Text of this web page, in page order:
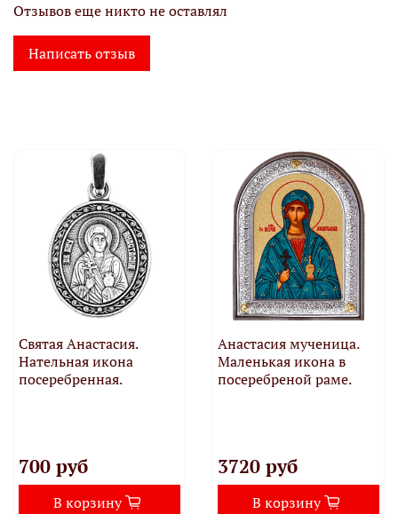
Отзывов еще никто не оставлял
Написать отзыв
Святая Анастасия.
Нательная икона
посеребренная.
700 руб
В корзину
Анастасия мученица.
Маленькая икона в
посеребреной раме.
3720 руб
В корзину